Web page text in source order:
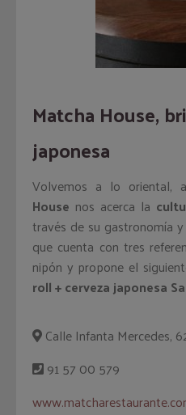
Matcha House,
japonesa
Volvemos a lo oriental,
House nos acerca la
través de su gastronomía
que cuenta con tres
nipón y propone el
roll + cerveza japonesa
Calle Infanta Mercedes,
91 57 00 579